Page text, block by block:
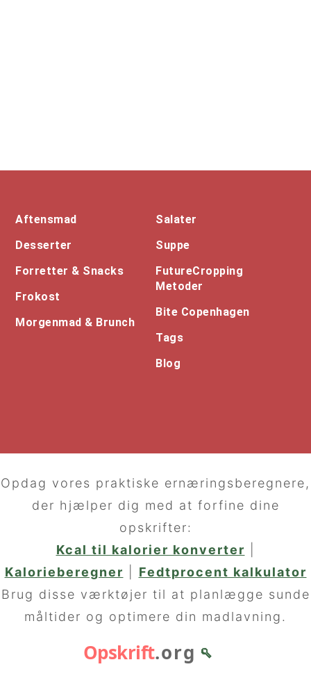
Footer
Aftensmad
Desserter
Forretter & Snacks
Frokost
Morgenmad & Brunch
Salater
Suppe
FutureCropping
Metoder
Bite Copenhagen
Tags
Blog
Opdag vores praktiske ernæringsberegnere,
der hjælper dig med at forfine dine
opskrifter:
Kcal til kalorier konverter
Kalorieberegner
Fedtprocent kalkulator
Brug disse værktøjer til at planlægge sunde
måltider og optimere din madlavning.
Opskrift.org 🥄